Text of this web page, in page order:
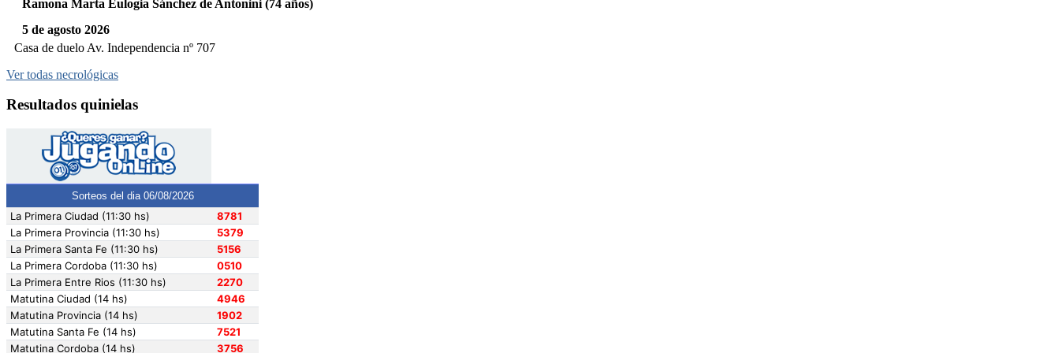
Ramona Marta Eulogia Sánchez de Antonini (74 años)
5 de agosto 2026
Casa de duelo Av. Independencia nº 707
Ver todas necrológicas
Resultados quinielas